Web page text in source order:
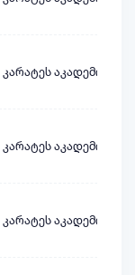
კარატეს აკადემია
კარატეს აკადემია
კარატეს აკადემია